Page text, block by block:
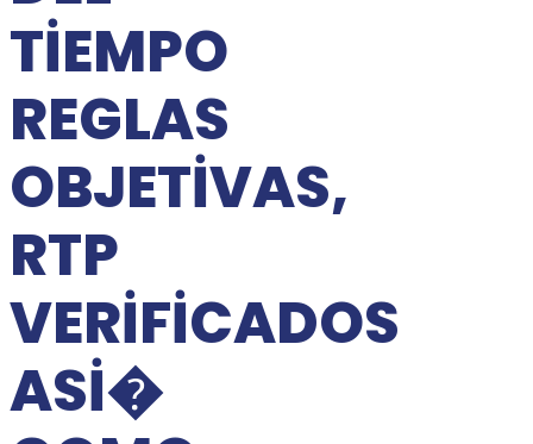
TIEMPO
REGLAS
OBJETIVAS,
RTP
VERIFICADOS
ASI�